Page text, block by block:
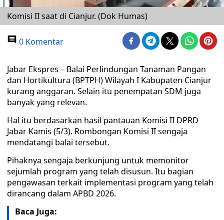
Komisi II saat di Cianjur. (Dok Humas)
0 Komentar
Jabar Ekspres – Balai Perlindungan Tanaman Pangan
dan Hortikultura (BPTPH) Wilayah I Kabupaten Cianjur
kurang anggaran. Selain itu penempatan SDM juga
banyak yang relevan.
Hal itu berdasarkan hasil pantauan Komisi II DPRD
Jabar Kamis (5/3). Rombongan Komisi II sengaja
mendatangi balai tersebut.
Pihaknya sengaja berkunjung untuk memonitor
sejumlah program yang telah disusun. Itu bagian
pengawasan terkait implementasi program yang telah
dirancang dalam APBD 2026.
Baca Juga: